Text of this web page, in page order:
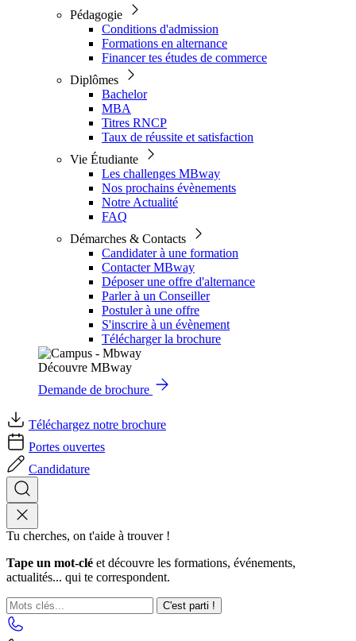
Pédagogie
Conditions d'admission
Formations en alternance
Financer tes études de commerce
Diplômes
Bachelor
MBA
Titres RNCP
Taux de réussite et satisfaction
Vie Étudiante
Les challenges MBway
Nos prochains évènements
Notre Actualité
FAQ
Démarches & Contacts
Candidater à une formation
Contacter MBway
Déposer une offre d'alternance
Parler à un Conseiller
Postuler à une offre
S'inscrire à un évènement
Télécharger la brochure
Découvre MBway
Demande de brochure
Téléchargez notre brochure
Portes ouvertes
Candidature
Tu cherches, on t'aide à trouver !
Tape un mot-clé et découvre les formations, événements,
actualités... qui te correspondent.
C'est parti !